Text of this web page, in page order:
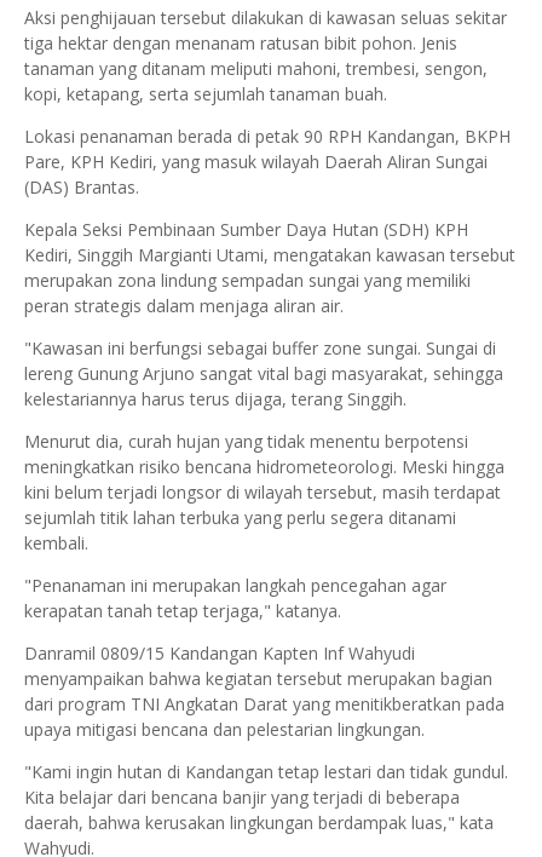
Aksi penghijauan tersebut dilakukan di kawasan seluas sekitar
tiga hektar dengan menanam ratusan bibit pohon. Jenis
tanaman yang ditanam meliputi mahoni, trembesi, sengon,
kopi, ketapang, serta sejumlah tanaman buah.
Lokasi penanaman berada di petak 90 RPH Kandangan, BKPH
Pare, KPH Kediri, yang masuk wilayah Daerah Aliran Sungai
(DAS) Brantas.
Kepala Seksi Pembinaan Sumber Daya Hutan (SDH) KPH
Kediri, Singgih Margianti Utami, mengatakan kawasan tersebut
merupakan zona lindung sempadan sungai yang memiliki
peran strategis dalam menjaga aliran air.
"Kawasan ini berfungsi sebagai buffer zone sungai. Sungai di
lereng Gunung Arjuno sangat vital bagi masyarakat, sehingga
kelestariannya harus terus dijaga, terang Singgih.
Menurut dia, curah hujan yang tidak menentu berpotensi
meningkatkan risiko bencana hidrometeorologi. Meski hingga
kini belum terjadi longsor di wilayah tersebut, masih terdapat
sejumlah titik lahan terbuka yang perlu segera ditanami
kembali.
"Penanaman ini merupakan langkah pencegahan agar
kerapatan tanah tetap terjaga," katanya.
Danramil 0809/15 Kandangan Kapten Inf Wahyudi
menyampaikan bahwa kegiatan tersebut merupakan bagian
dari program TNI Angkatan Darat yang menitikberatkan pada
upaya mitigasi bencana dan pelestarian lingkungan.
"Kami ingin hutan di Kandangan tetap lestari dan tidak gundul.
Kita belajar dari bencana banjir yang terjadi di beberapa
daerah, bahwa kerusakan lingkungan berdampak luas," kata
Wahyudi.